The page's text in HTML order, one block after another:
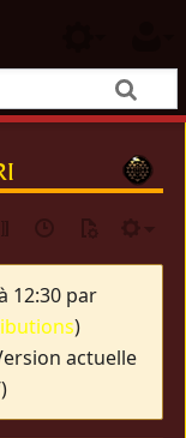
12:30 par
)
actuelle